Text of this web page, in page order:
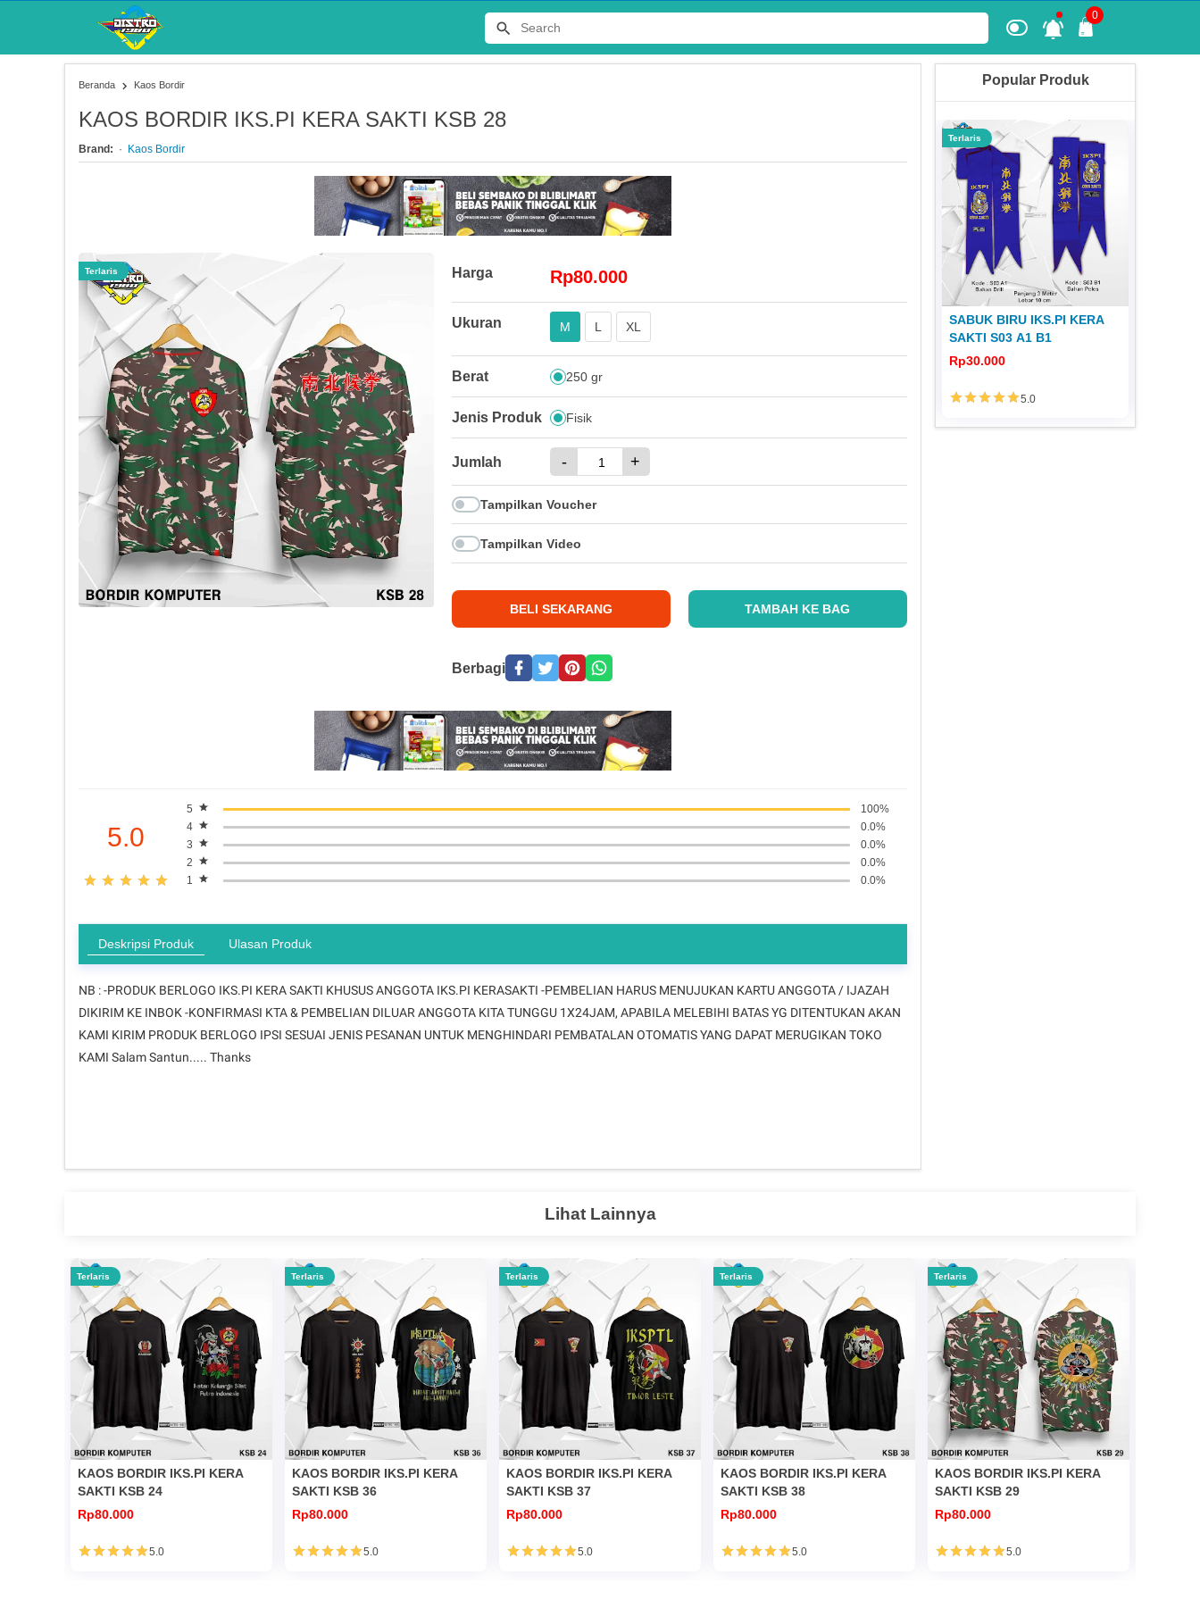
0
Beranda Kaos Bordir
KAOS BORDIR IKS.PI KERA SAKTI KSB 28
Brand: Kaos Bordir
Terlaris Harga Rp80.000
Ukuran M L XL
Berat 250 gr
Jenis Produk Fisik
Jumlah - +
Tampilkan Voucher
Tampilkan Video
BELI SEKARANG TAMBAH KE BAG
Berbagi
5.0
5
100%
4
0.0%
3
0.0%
2
0.0%
1
0.0%
Deskripsi Produk Ulasan Produk
NB : -PRODUK BERLOGO IKS.PI KERA SAKTI KHUSUS ANGGOTA IKS.PI KERASAKTI -PEMBELIAN HARUS MENUJUKAN KARTU ANGGOTA / IJAZAH
DIKIRIM KE INBOK -KONFIRMASI KTA & PEMBELIAN DILUAR ANGGOTA KITA TUNGGU 1X24JAM, APABILA MELEBIHI BATAS YG DITENTUKAN AKAN
KAMI KIRIM PRODUK BERLOGO IPSI SESUAI JENIS PESANAN UNTUK MENGHINDARI PEMBATALAN OTOMATIS YANG DAPAT MERUGIKAN TOKO
KAMI Salam Santun..... Thanks
Popular Produk
Rp65.000
5.0
Terlaris
SABUK BIRU IKS.PI KERA
SAKTI S03 A1 B1
Rp30.000
5.0
Lihat Lainnya
Terlaris
KAOS BORDIR IKS.PI KERA
SAKTI KSB 24
Rp80.000
5.0
Terlaris
KAOS BORDIR IKS.PI KERA
SAKTI KSB 36
Rp80.000
5.0
Terlaris
KAOS BORDIR IKS.PI KERA
SAKTI KSB 37
Rp80.000
5.0
Terlaris
KAOS BORDIR IKS.PI KERA
SAKTI KSB 38
Rp80.000
5.0
Terlaris
KAOS BORDIR IKS.PI KERA
SAKTI KSB 29
Rp80.000
5.0